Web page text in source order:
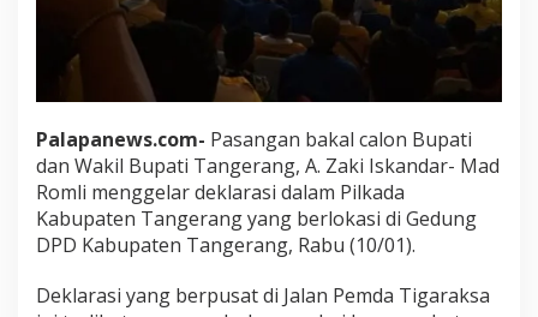
Palapanews.com- Pasangan bakal calon Bupati
dan Wakil Bupati Tangerang, A. Zaki Iskandar- Mad
Romli menggelar deklarasi dalam Pilkada
Kabupaten Tangerang yang berlokasi di Gedung
DPD Kabupaten Tangerang, Rabu (10/01).
Deklarasi yang berpusat di Jalan Pemda Tigaraksa